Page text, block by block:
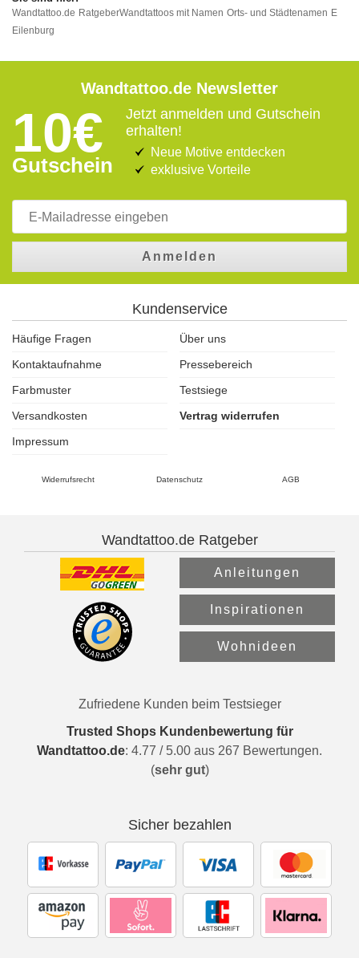
Wandtattoo.de RatgeberWandtattoos mit Namen Orts- und Städtenamen E
Eilenburg
Wandtattoo.de Newsletter
10€
Gutschein
Jetzt anmelden und Gutschein
erhalten!
Neue Motive entdecken
exklusive Vorteile
Anmelden
Kundenservice
Häufige Fragen
Über uns
Kontaktaufnahme
Pressebereich
Farbmuster
Testsiege
Versandkosten
Vertrag widerrufen
Impressum
Widerrufsrecht Datenschutz AGB
Wandtattoo.de Ratgeber
Anleitungen
Inspirationen
Wohnideen
Zufriedene Kunden beim Testsieger
Trusted Shops Kundenbewertung für
Wandtattoo.de: 4.77 / 5.00 aus 267 Bewertungen.
(sehr gut)
Sicher bezahlen